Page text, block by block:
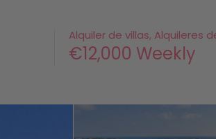
Alquiler de villas, Alquileres
€12,000 Weekly